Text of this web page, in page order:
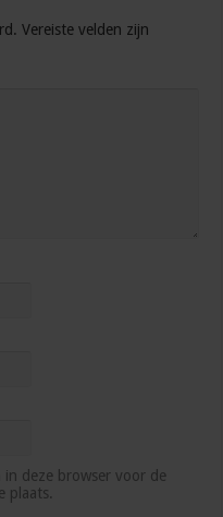
Vereiste velden zijn
in deze browser voor de
plaats.